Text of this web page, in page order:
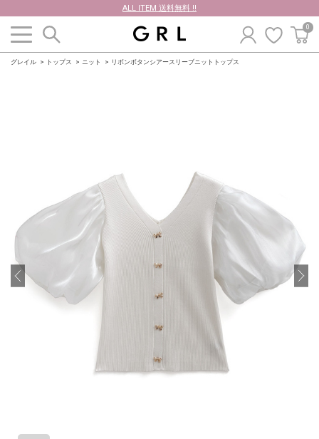
ALL ITEM 送料無料 !!
0
グレイル トップス ニット リボンボタンシアースリーブニットトップス